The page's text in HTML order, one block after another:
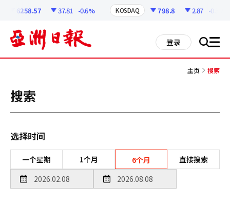
6258.57 37.81 -0.6% KOSDAQ 798.8 2.87 -0.36%
登录 搜 all
主页 搜索
搜索
选择时间
一个星期 1个月 6个月 直接搜索